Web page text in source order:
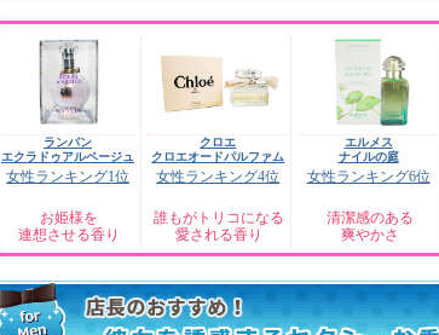
ランバン
エクラドゥアルページュ
女性ランキング1位
お姫様を
連想させる香り
クロエ
クロエオードパルファム
女性ランキング4位
誰もがトリコになる
愛される香り
エルメス
ナイルの庭
女性ランキング6位
清潔感のある
爽やかさ